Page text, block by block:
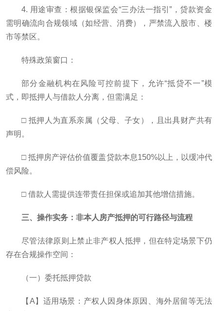
4. 用途审查：根据银保监会“三办法一指引”，贷款资金
需明确流向合规领域（如经营、消费），严禁流入股市、楼
市等禁区。
特殊政策窗口：
部分金融机构在风险可控前提下，允许“抵贷不一”模
式，即抵押人与借款人分离，但需满足：
□ 抵押人为直系亲属（父母、子女），且出具财产共有
声明。
□ 抵押房产评估价值覆盖贷款本息150%以上，以缓冲代
偿风险。
□ 借款人需提供连带责任担保或追加其他增信措施。
三、操作实务：非本人房产抵押的可行路径与流程
尽管法律原则上禁止非产权人抵押，但在特定场景下仍
存在合规操作空间：
（一）委托抵押贷款
【A】适用场景：产权人因身体原因、海外居留等无法